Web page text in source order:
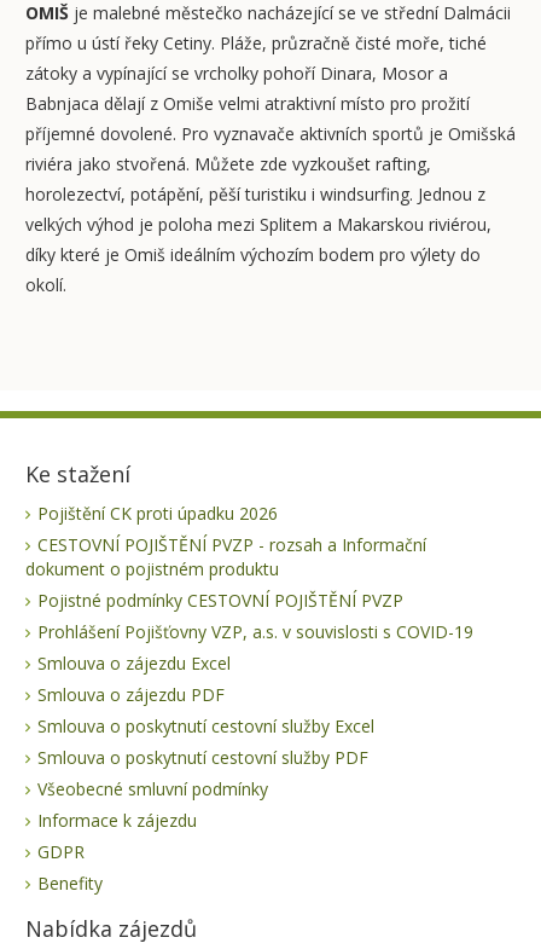
OMIŠ je malebné městečko nacházející se ve střední Dalmácii
přímo u ústí řeky Cetiny. Pláže, průzračně čisté moře, tiché
zátoky a vypínající se vrcholky pohoří Dinara, Mosor a
Babnjaca dělají z Omiše velmi atraktivní místo pro prožití
příjemné dovolené. Pro vyznavače aktivních sportů je Omišská
riviéra jako stvořená. Můžete zde vyzkoušet rafting,
horolezectví, potápění, pěší turistiku i windsurfing. Jednou z
velkých výhod je poloha mezi Splitem a Makarskou riviérou,
díky které je Omiš ideálním výchozím bodem pro výlety do
okolí.
Ke stažení
Pojištění CK proti úpadku 2026
CESTOVNÍ POJIŠTĚNÍ PVZP - rozsah a Informační
dokument o pojistném produktu
Pojistné podmínky CESTOVNÍ POJIŠTĚNÍ PVZP
Prohlášení Pojišťovny VZP, a.s. v souvislosti s COVID-19
Smlouva o zájezdu Excel
Smlouva o zájezdu PDF
Smlouva o poskytnutí cestovní služby Excel
Smlouva o poskytnutí cestovní služby PDF
Všeobecné smluvní podmínky
Informace k zájezdu
GDPR
Benefity
Nabídka zájezdů